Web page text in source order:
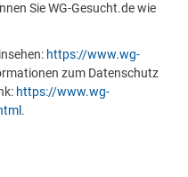
Sie WG-Gesucht.de wie
https://www.wg-
zum Datenschutz
https://www.wg-
.